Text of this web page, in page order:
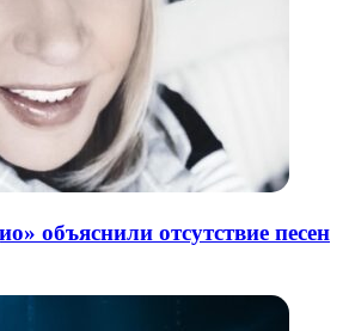
объяснили отсутствие песен